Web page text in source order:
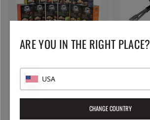
Bisquettes - Bradley Smoker
261 zł 473 zł
ARE YOU IN THE RIGHT PLACE?
USA
CHANGE COUNTRY